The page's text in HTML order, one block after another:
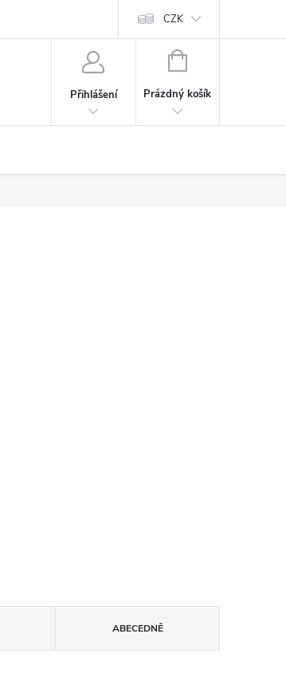
Kontakt
CZK
Přihlášení
NÁKUPNÍ
Prázdný košík
ABECEDNĚ